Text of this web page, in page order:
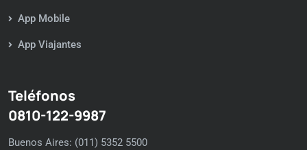
App Mobile
App Viajantes
Teléfonos
0810-122-9987
Buenos Aires: (011) 5352 5500